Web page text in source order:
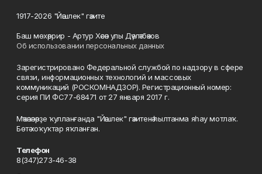
1917-2026 "Йәшлек" гәзите
Баш мөхәррир - Артур Хәсән улы Дәүләтбәков
Об использовании персональных данных
Зарегистрировано Федеральной службой по надзору в сфере
связи, информационных технологий и массовых
коммуникаций (РОСКОМНАДЗОР). Регистрационный номер:
серия ПИ ФС77-68471 от 27 января 2017 г.
Мәҡәләләрҙе ҡулланғанда "Йәшлек" гәзитенә һылтанма яһау мотлаҡ.
Бөтә хоҡуҡтар яҡланған.
Телефон
8(347)273-46-38